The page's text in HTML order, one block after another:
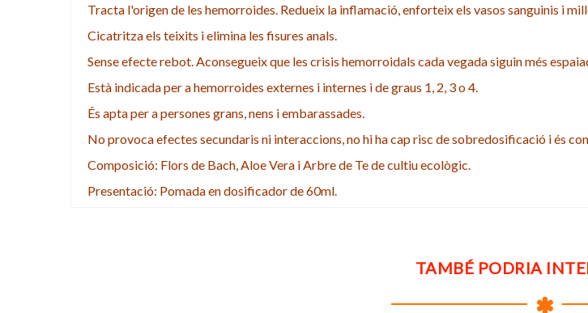
Tracta l'origen de les hemorroides. Redueix la inflamació, enforteix els vasos sanguinis i
Cicatritza els teixits i elimina les fisures anals.
Sense efecte rebot. Aconsegueix que les crisis hemorroidals cada vegada siguin més
Està indicada per a hemorroides externes i internes i de graus 1, 2, 3 o 4.
És apta per a persones grans, nens i embarassades.
No provoca efectes secundaris ni interaccions, no hi ha cap risc de sobredosificació i és
Composició: Flors de Bach, Aloe Vera i Arbre de Te de cultiu ecològic.
Presentació: Pomada en dosificador de 60ml.
TAMBÉ PODRIA